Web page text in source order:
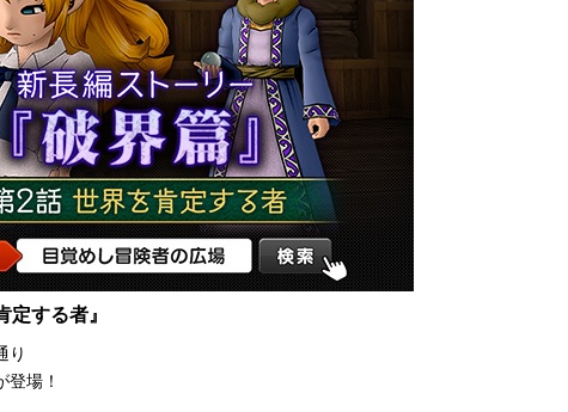
定する者』
り
登場！